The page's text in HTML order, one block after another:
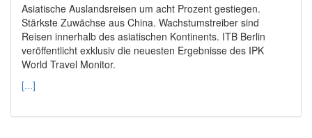
Asiatische Auslandsreisen um acht Prozent gestiegen.
Stärkste Zuwächse aus China. Wachstumstreiber sind
Reisen innerhalb des asiatischen Kontinents. ITB Berlin
veröffentlicht exklusiv die neuesten Ergebnisse des IPK
World Travel Monitor.
[...]